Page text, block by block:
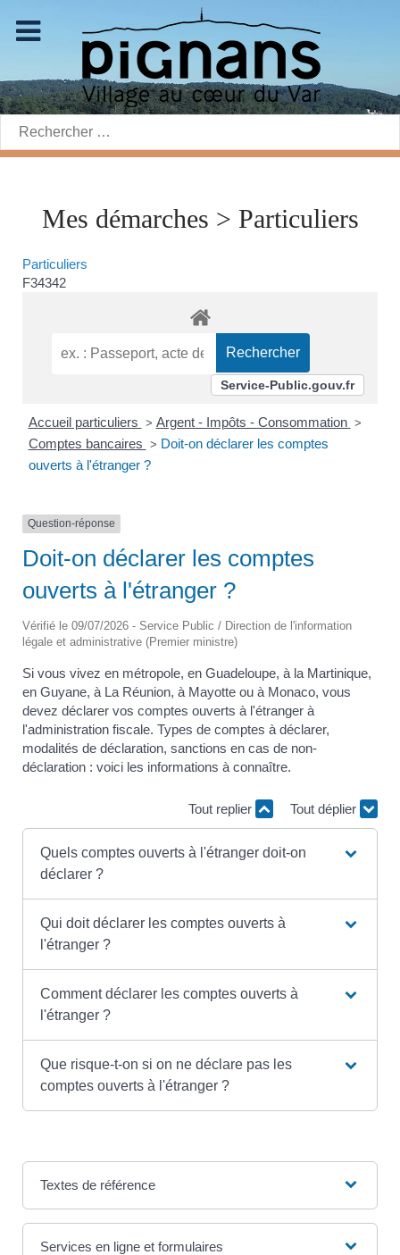
Rechercher:
Mes démarches > Particuliers
Particuliers
F34342
Service-Public.gouv.fr
Accueil particuliers > Argent - Impôts - Consommation >
Comptes bancaires > Doit-on déclarer les comptes
ouverts à l'étranger ?
Question-réponse
Doit-on déclarer les comptes
ouverts à l'étranger ?
Vérifié le 09/07/2026 - Service Public / Direction de l'information
légale et administrative (Premier ministre)
Si vous vivez en métropole, en Guadeloupe, à la Martinique,
en Guyane, à La Réunion, à Mayotte ou à Monaco, vous
devez déclarer vos comptes ouverts à l'étranger à
l'administration fiscale. Types de comptes à déclarer,
modalités de déclaration, sanctions en cas de non-
déclaration : voici les informations à connaître.
Tout replier Tout déplier
Quels comptes ouverts à l'étranger doit-on
déclarer ?
Qui doit déclarer les comptes ouverts à
l'étranger ?
Comment déclarer les comptes ouverts à
l'étranger ?
Que risque-t-on si on ne déclare pas les
comptes ouverts à l'étranger ?
Textes de référence
Services en ligne et formulaires